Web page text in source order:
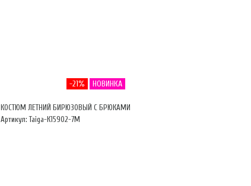
-21% НОВИНКА
КОСТЮМ ЛЕТНИЙ БИРЮЗОВЫЙ С БРЮКАМИ
Артикул: Taiga-К15902-7М